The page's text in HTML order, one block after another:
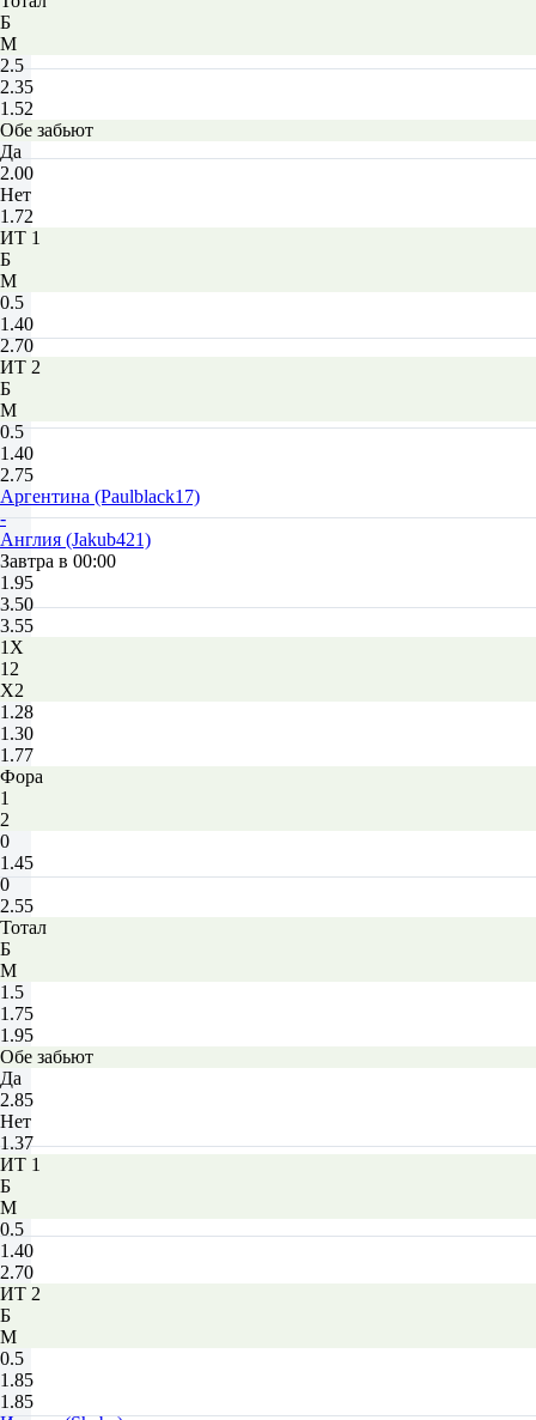
Б
М
2.5
2.35
1.52
Обе забьют
Да
2.00
Нет
1.72
ИТ 1
Б
М
0.5
1.40
2.70
ИТ 2
Б
М
0.5
1.40
2.75
Аргентина (Paulblack17)
-
Англия (Jakub421)
Завтра в 00:00
1.95
3.50
3.55
1X
12
X2
1.28
1.30
1.77
Фора
1
2
0
1.45
0
2.55
Тотал
Б
М
1.5
1.75
1.95
Обе забьют
Да
2.85
Нет
1.37
ИТ 1
Б
М
0.5
1.40
2.70
ИТ 2
Б
М
0.5
1.85
1.85